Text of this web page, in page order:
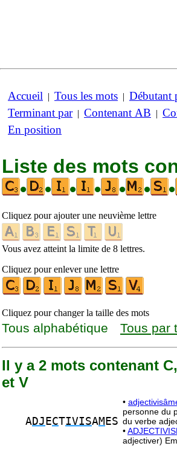
Accueil | Tous les mots | Débutant
Terminant par| Contenant AB |
En position
Liste des mots
•
• • • • • •
Cliquez pour ajouter une neuvième lettre
Vous avez atteint la limite de 8 lettres.
Cliquez pour enlever une lettre
Cliquez pour changer la taille des mots
Tous alphabétique Tous par
Il y a 2 mots contenant
et V
ADJ ECTIVISAM ES
•
personne du
du verbe
•
adjectiver)